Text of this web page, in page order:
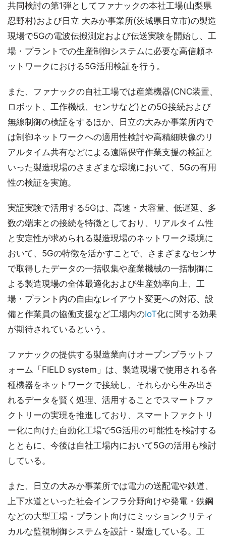
共同検討の第1弾としてファナックの本社工場(山梨県
忍野村)および日立 大みか事業所(茨城県日立市)の製造
現場で5Gの電波伝搬測定および伝送実験を開始し、工
場・プラントでの生産制御システムに必要な高信頼ネ
ットワークにおける5G活用検証を行う。
また、ファナックの自社工場では産業機器(CNC装置、
ロボット、工作機械、センサなど)との5G接続および
無線制御の検証をするほか、日立の大みか事業所内で
は制御ネットワークへの適用性検討や高精細映像のリ
アルタイム共有などによる遠隔保守作業支援の検証と
いった製造現場のさまざまな環境において、5Gの有用
性の検証を実施。
実証実験で活用する5Gは、高速・大容量、低遅延、多
数の端末との接続を特徴としており、リアルタイム性
と安定性が求められる製造現場のネットワーク環境に
おいて、5Gの特徴を活かすことで、さまざまなセンサ
で取得したデータの一括収集や産業機械の一括制御に
よる製造現場の全体最適化および生産効率向上、工
場・プラント内の自由なレイアウト変更への対応、設
備と作業員の協働支援など工場内のIoT化に関する効果
が期待されているという。
ファナックの提供する製造業向けオープンプラットフ
ォーム「FIELD system」は、製造現場で使用される各
種機器をネットワークで接続し、それらから生み出さ
れるデータを賢く処理、活用することでスマートファ
クトリーの実現を推進しており、スマートファクトリ
ー化に向けた自動化工場で5G活用の可能性を検討する
とともに、今後は自社工場内において5Gの活用も検討
している。
また、日立の大みか事業所では電力の送配電や鉄道、
上下水道といった社会インフラ分野向けや発電・鉄鋼
などの大型工場・プラント向けにミッションクリティ
カルな監視制御システムを設計・製造している。工